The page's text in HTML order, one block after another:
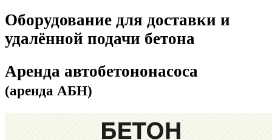
Оборудование для доставки и
удалённой подачи бетона
Аренда автобетононасоса
(аренда АБН)